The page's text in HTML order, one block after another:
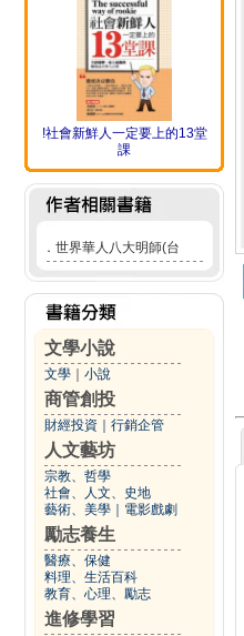
!社會新鮮人一定要上的13堂
課
． 世界華人八大明師(台
文學小說
文學 小說
商管創投
財經投資 行銷企管
人文藝坊
宗教、哲學
社會、人文、史地
藝術、美學
電影戲劇
勵志養生
醫療、保健
料理、生活百科
教育、心理、勵志
進修學習